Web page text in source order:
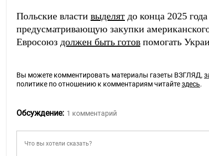
Польские власти выделят до конца 2025
предусматривающую закупки
Евросоюз должен быть готов помогать
Вы можете комментировать материалы газеты ВЗГЛЯД,
политике по отношению к комментариям читайтездесь.
Обсуждение: 1 комментарий